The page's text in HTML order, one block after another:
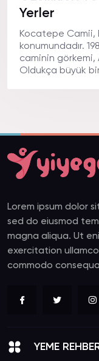
Yerler
Kocatepe Camii,
konumundadır.
caminin görkemi,
Oldukça büyük
Lorem ipsum dolor
sed do eiusmod
magna aliqua. Ut
exercitation
commodo
YEME